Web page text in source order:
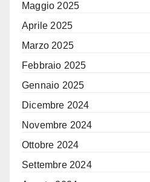
Maggio 2025
Aprile 2025
Marzo 2025
Febbraio 2025
Gennaio 2025
Dicembre 2024
Novembre 2024
Ottobre 2024
Settembre 2024